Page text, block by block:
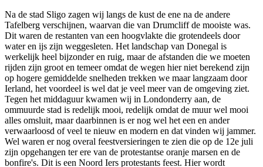
Na de stad Sligo zagen wij langs de kust de ene na de andere
Tafelberg verschijnen, waarvan die van Drumcliff de mooiste was.
Dit waren de restanten van een hoogvlakte die grotendeels door
water en ijs zijn weggesleten. Het landschap van Donegal is
werkelijk heel bijzonder en ruig, maar de afstanden die we moeten
rijden zijn groot en temeer omdat de wegen hier niet berekend zijn
op hogere gemiddelde snelheden trekken we maar langzaam door
Ierland, het voordeel is wel dat je veel meer van de omgeving ziet.
Tegen het middaguur kwamen wij in Londonderry aan, de
ommuurde stad is redelijk mooi, redelijk omdat de muur wel mooi
alles omsluit, maar daarbinnen is er nog wel het een en ander
verwaarloosd of veel te nieuw en modern en dat vinden wij jammer.
Wel waren er nog overal feestversieringen te zien die op de 12e juli
zijn opgehangen ter ere van de protestantse oranje marsen en de
bonfire's. Dit is een Noord Iers protestants feest. Hier wordt